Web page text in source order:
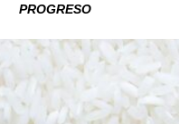
PROGRESO